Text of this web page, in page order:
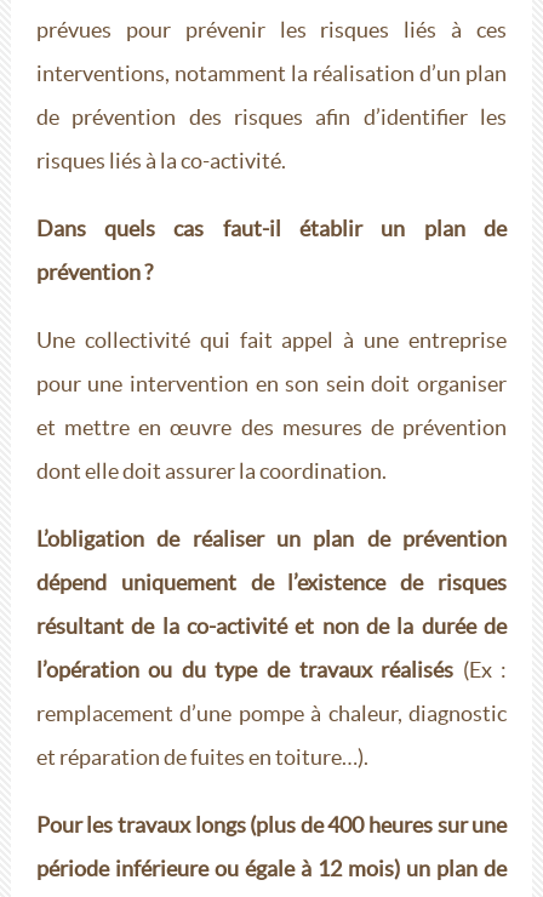
prévues pour prévenir les risques liés à ces
interventions, notamment la réalisation d’un plan
de prévention des risques afin d’identifier les
risques liés à la co-activité.
Dans quels cas faut-il établir un plan de
prévention ?
Une collectivité qui fait appel à une entreprise
pour une intervention en son sein doit organiser
et mettre en œuvre des mesures de prévention
dont elle doit assurer la coordination.
L’obligation de réaliser un plan de prévention
dépend uniquement de l’existence de risques
résultant de la co-activité et non de la durée de
l’opération ou du type de travaux réalisés (Ex :
remplacement d’une pompe à chaleur, diagnostic
et réparation de fuites en toiture…).
Pour les travaux longs (plus de 400 heures sur une
période inférieure ou égale à 12 mois) un plan de